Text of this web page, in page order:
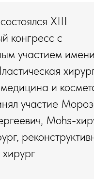
XIII
конгресс с
участием
и
участие
Mohs-
хирург